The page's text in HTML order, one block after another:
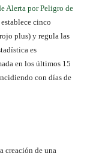
Alerta por Peligro de
cinco
plus) y regula las
es
en los últimos 15
con días de
creación de una